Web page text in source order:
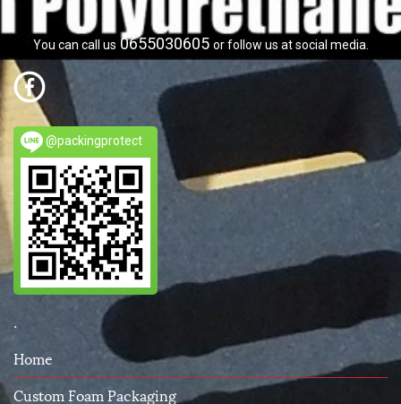
You can call us 0655030605 or follow us at social media.
@packingprotect
.
Home
Custom Foam Packaging